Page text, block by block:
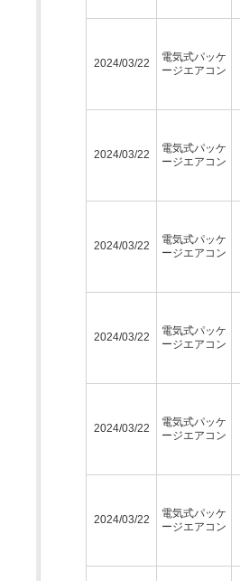
2024/03/22
電気式パッケ
ージエアコン
2024/03/22
電気式パッケ
ージエアコン
2024/03/22
電気式パッケ
ージエアコン
2024/03/22
電気式パッケ
ージエアコン
2024/03/22
電気式パッケ
ージエアコン
2024/03/22
電気式パッケ
ージエアコン